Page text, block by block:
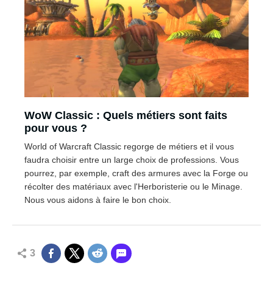
WoW Classic : Quels métiers sont faits
pour vous ?
World of Warcraft Classic regorge de métiers et il vous
faudra choisir entre un large choix de professions. Vous
pourrez, par exemple, craft des armures avec la Forge ou
récolter des matériaux avec l'Herboristerie ou le Minage.
Nous vous aidons à faire le bon choix.
3